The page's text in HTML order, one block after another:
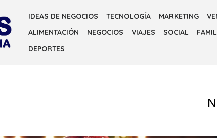
IDEAS DE NEGOCIOS TECNOLOGÍA MARKETING
ALIMENTACIÓN
NEGOCIOS VIAJES SOCIAL
DEPORTES